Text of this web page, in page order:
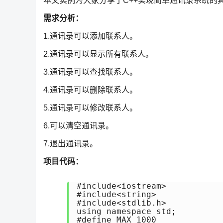
需求分析：
1.通讯录可以添加联系人。
2.通讯录可以显示所有联系人。
3.通讯录可以查找联系人。
4.通讯录可以删除联系人。
5.通讯录可以修改联系人。
6.可以清空通讯录。
7.退出通讯录。
项目代码：
#include<iostream>
#include<string>
#include<stdlib.h>
using namespace std;
#define MAX 1000